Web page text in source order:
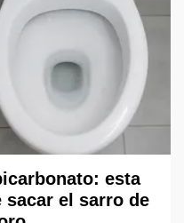
esta
sacar el sarro de